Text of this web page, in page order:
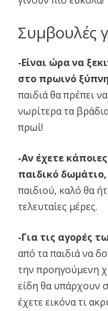
Συμβουλές
-Είναι ώρα να
στο πρωινό
παιδιά θα πρέπει
νωρίτερα τα
πρωί!
-Αν έχετε
παιδικό δωμάτιο,
παιδιού, καλό θα
τελευταίες μέρες.
-Για τις αγορές
από τα παιδιά να
την προηγούμενη
είδη θα υπάρχουν
έχετε εικόνα τι